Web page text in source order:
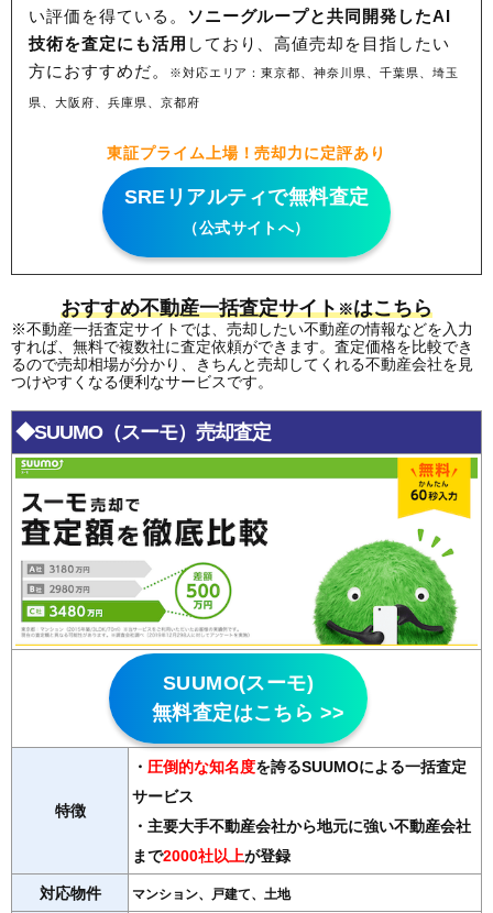
い評価を得ている。 ソニーグループと共同開発したAI
技術を査定にも活用 しており、高値売却を目指したい
方におすすめだ。
※対応エリア：東京都、神奈川県、千葉県、埼玉
県、大阪府、兵庫県、京都府
東証プライム上場！売却力に定評あり
SREリアルティで無料査定
（公式サイトへ）
おすすめ不動産一括査定サイト※はこちら
※不動産一括査定サイトでは、売却したい不動産の情報などを入力
すれば、無料で複数社に査定依頼ができます。査定価格を比較でき
るので売却相場が分かり、きちんと売却してくれる不動産会社を見
つけやすくなる便利なサービスです。
◆SUUMO（スーモ）売却査定
SUUMO(スーモ)
無料査定はこちら >>
特徴
・ 圧倒的な知名度を誇るSUUMOによる一括査定
サービス
・主要大手不動産会社から地元に強い不動産会社
まで2000社以上が登録
対応物件 マンション、戸建て、土地